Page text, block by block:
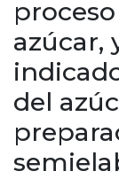
azúcar,
del